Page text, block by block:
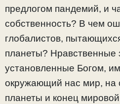
предлогом пандемий, и
собственность? В чем
глобалистов,
планеты? Нравственные
установленные Богом,
окружающий нас мир, на
планеты и конец